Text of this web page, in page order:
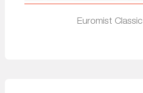
Euromist Classic